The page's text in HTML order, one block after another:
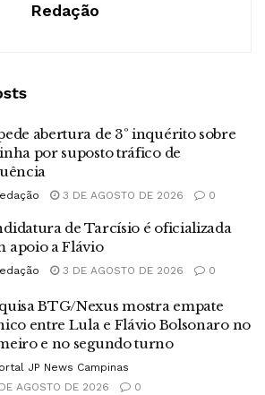
Redação
abertura de 3º inquérito sobre
por suposto tráfico de
3 DE AGOSTO DE 2026 0
de Tarcísio é oficializada
apoio a Flávio
3 DE AGOSTO DE 2026 0
BTG/Nexus mostra empate
entre Lula e Flávio Bolsonaro no
e no segundo turno
JP News Campinas
AGOSTO DE 2026
0